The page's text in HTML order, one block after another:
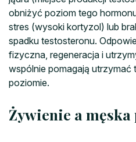
obniżyć poziom tego
stres (wysoki kortyzol) lub
spadku testosteronu.
fizyczna, regeneracja i
wspólnie pomagają
poziomie.
Żywienie a męska